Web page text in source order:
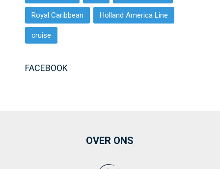
Royal Caribbean Holland America Line
cruise
FACEBOOK
OVER ONS